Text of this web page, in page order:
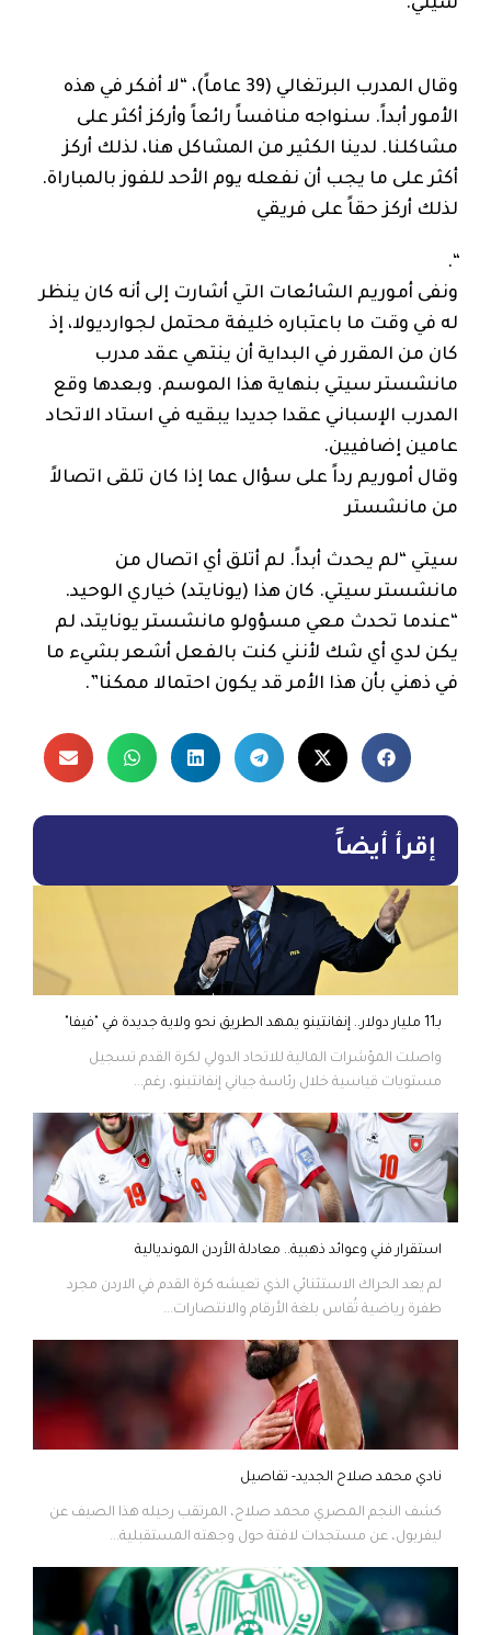
سيتي.
وقال المدرب البرتغالي (39 عاماً)، “لا أفكر في هذه
الأمور أبداً. سنواجه منافساً رائعاً وأركز أكثر على
مشاكلنا. لدينا الكثير من المشاكل هنا، لذلك أركز
أكثر على ما يجب أن نفعله يوم الأحد للفوز بالمباراة.
لذلك أركز حقاً على فريقي
“.
ونفى أموريم الشائعات التي أشارت إلى أنه كان ينظر
له في وقت ما باعتباره خليفة محتمل لجوارديولا، إذ
كان من المقرر في البداية أن ينتهي عقد مدرب
مانشستر سيتي بنهاية هذا الموسم. وبعدها وقع
المدرب الإسباني عقدا جديدا يبقيه في استاد الاتحاد
عامين إضافيين.
وقال أموريم رداً على سؤال عما إذا كان تلقى اتصالاً
من مانشستر
سيتي “لم يحدث أبداً. لم أتلق أي اتصال من
مانشستر سيتي. كان هذا (يونايتد) خياري الوحيد.
“عندما تحدث معي مسؤولو مانشستر يونايتد، لم
يكن لدي أي شك لأنني كنت بالفعل أشعر بشيء ما
في ذهني بأن هذا الأمر قد يكون احتمالا ممكنا”.
إقرأ أيضاً
بـ11 مليار دولار.. إنفانتينو يمهد الطريق نحو ولاية جديدة في "فيفا"
واصلت المؤشرات المالية للاتحاد الدولي لكرة القدم تسجيل
مستويات قياسية خلال رئاسة جياني إنفانتينو، رغم...
استقرار فني وعوائد ذهبية.. معادلة الأردن المونديالية
لم يعد الحراك الاستثنائي الذي تعيشه كرة القدم في الاردن مجرد
طفرة رياضية تُقاس بلغة الأرقام والانتصارات...
نادي محمد صلاح الجديد- تفاصيل
كشف النجم المصري محمد صلاح، المرتقب رحيله هذا الصيف عن
ليفربول، عن مستجدات لافتة حول وجهته المستقبلية...